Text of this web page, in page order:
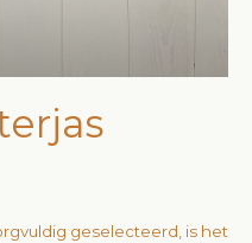
geselecteerd, is het